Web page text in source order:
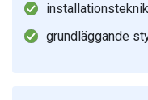
grundläggande